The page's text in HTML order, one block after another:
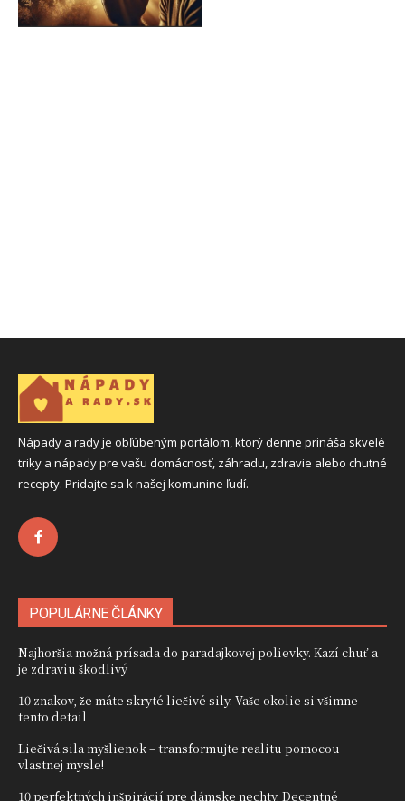
Nápady a rady je obľúbeným portálom, ktorý denne prináša skvelé
triky a nápady pre vašu domácnosť, záhradu, zdravie alebo chutné
recepty. Pridajte sa k našej komunine ľudí.
POPULÁRNE ČLÁNKY
Najhoršia možná prísada do paradajkovej polievky. Kazí chuť a
je zdraviu škodlivý
10 znakov, že máte skryté liečivé sily. Vaše okolie si všimne
tento detail
Liečivá sila myšlienok – transformujte realitu pomocou
vlastnej mysle!
10 perfektných inšpirácií pre dámske nechty. Decentné